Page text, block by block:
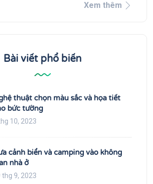
Xem thêm
Bài viết phổ biến
thuật chọn màu sắc và họa tiết
bức tường
10, 2023
cảnh biển và camping vào không
nhà ở
thg 9, 2023